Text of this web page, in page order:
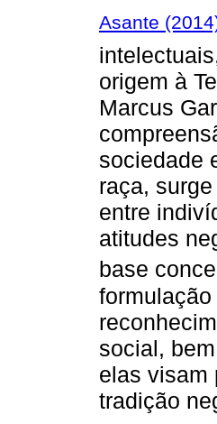
Asante
origem à
Marcus
sociedade
raça,
entre
atitudes
base
social,
elas visam
tradição